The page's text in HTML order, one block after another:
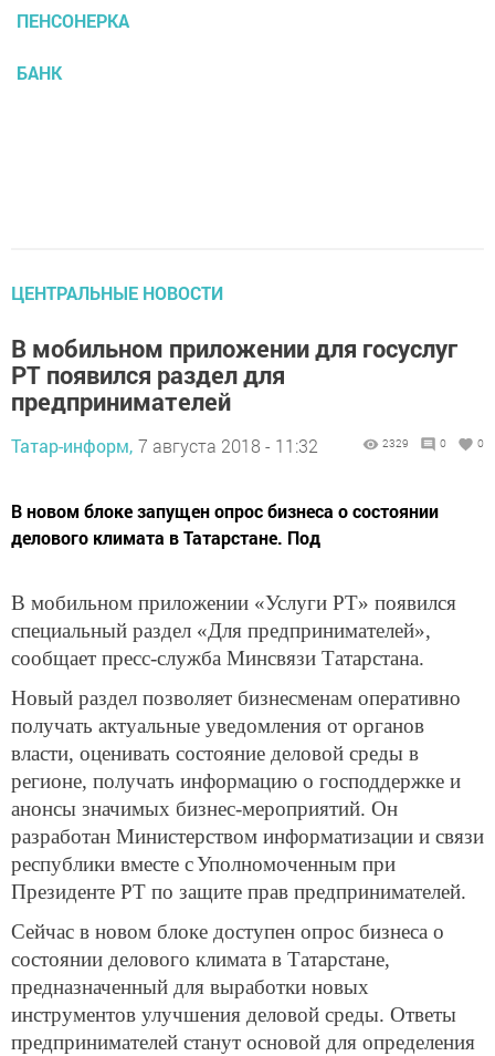
ПЕНСОНЕРКА
БАНК
ЦЕНТРАЛЬНЫЕ НОВОСТИ
В мобильном приложении для госуслуг
РТ появился раздел для
предпринимателей
Татар-информ, 7 августа 2018 - 11:32 2329 0 0
В новом блоке запущен опрос бизнеса о состоянии
делового климата в Татарстане. Под
В мобильном приложении «Услуги РТ» появился
специальный раздел «Для предпринимателей»,
сообщает пресс-служба Минсвязи Татарстана.
Новый раздел позволяет бизнесменам оперативно
получать актуальные уведомления от органов
власти, оценивать состояние деловой среды в
регионе, получать информацию о господдержке и
анонсы значимых бизнес-мероприятий. Он
разработан Министерством информатизации и связи
республики вместе сУполномоченным при
Президенте РТ по защите прав предпринимателей.
Сейчас в новом блоке доступен опрос бизнеса о
состоянии делового климата в Татарстане,
предназначенный для выработки новых
инструментов улучшения деловой среды. Ответы
предпринимателей станут основой для определения